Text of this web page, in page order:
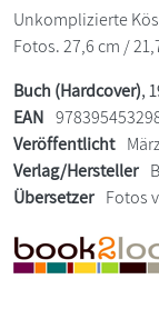
Unkomplizierte
Fotos. 27,6 cm /
Buch (Hardcover),
EAN
Veröffentlicht
Verlag/Hersteller
Übersetzer Fotos